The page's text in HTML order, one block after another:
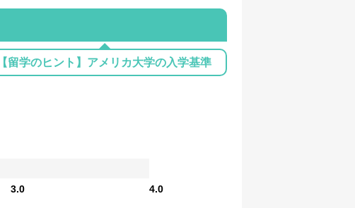
【留学のヒント】アメリカ大学の入学基準
3.0 4.0